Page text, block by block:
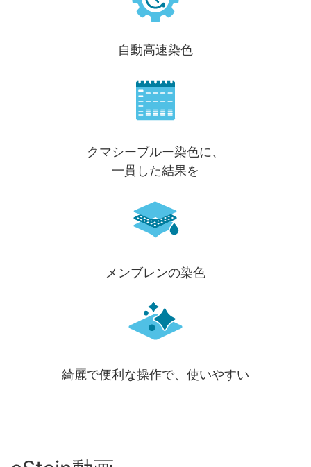
自動高速染色
クマシーブルー染色に、
一貫した結果を
メンブレンの染色
綺麗で便利な操作で、使いやすい